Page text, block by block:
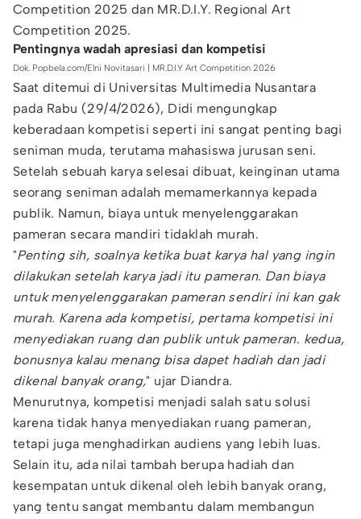
Competition 2025 dan MR.D.I.Y. Regional Art
Competition 2025.
Pentingnya wadah apresiasi dan kompetisi
Dok. Popbela.com/Elni Novitasari | MR.D.I.Y Art Competition 2026
Saat ditemui di Universitas Multimedia Nusantara
pada Rabu (29/4/2026), Didi mengungkap
keberadaan kompetisi seperti ini sangat penting bagi
seniman muda, terutama mahasiswa jurusan seni.
Setelah sebuah karya selesai dibuat, keinginan utama
seorang seniman adalah memamerkannya kepada
publik. Namun, biaya untuk menyelenggarakan
pameran secara mandiri tidaklah murah.
"Penting sih, soalnya ketika buat karya hal yang ingin
dilakukan setelah karya jadi itu pameran. Dan biaya
untuk menyelenggarakan pameran sendiri ini kan gak
murah. Karena ada kompetisi, pertama kompetisi ini
menyediakan ruang dan publik untuk pameran. kedua,
bonusnya kalau menang bisa dapet hadiah dan jadi
dikenal banyak orang," ujar Diandra.
Menurutnya, kompetisi menjadi salah satu solusi
karena tidak hanya menyediakan ruang pameran,
tetapi juga menghadirkan audiens yang lebih luas.
Selain itu, ada nilai tambah berupa hadiah dan
kesempatan untuk dikenal oleh lebih banyak orang,
yang tentu sangat membantu dalam membangun